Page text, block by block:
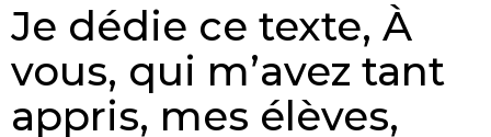
Je dédie ce texte, À
vous, qui m’avez tant
appris, mes élèves,